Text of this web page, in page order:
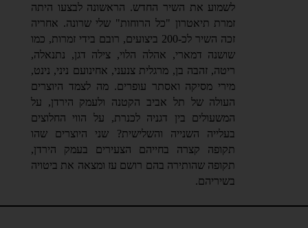
לשמוע את השיר החדש. הראשונה לבצעו היתה
זמרת תיאטרון "כל הרוחות" שלי שרונה. אחריה
זכה השיר לכ-200 ביצועים, רובם בידי זמרות, כמו
שושנה דמארי, אהלה הלוי, צילה דגן, נתנאלה,
ריטה, זהבה בן, מרגלית צנעני, אחינועם ניני, נינט,
מירי מסיקה ואסתר עופרים.מה לצמד היוצרים
העולה של תל אביב הקטנה ולעמק הירדן, על
המשעולים בין דגניה לכנרת, על הווי החלוצים
בעלייה השנייה והשלישית? שני היוצרים שהו
תקופה קצרה בחייהם הצעירים בעמק הירדן,
תקופה שהותירה בהם רושם עז ומצאה את ביטויה
בשיריהם.